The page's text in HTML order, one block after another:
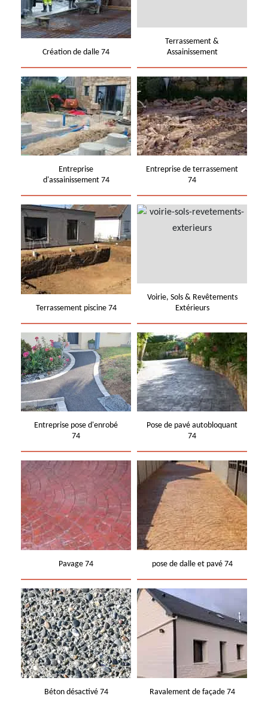
Création de dalle 74
Terrassement &
Assainissement
Entreprise
d'assainissement 74
Entreprise de terrassement
74
Terrassement piscine 74
Voirie, Sols & Revêtements
Extérieurs
Entreprise pose d'enrobé
74
Pose de pavé autobloquant
74
Pavage 74 pose de dalle et pavé 74
Béton désactivé 74 Ravalement de façade 74